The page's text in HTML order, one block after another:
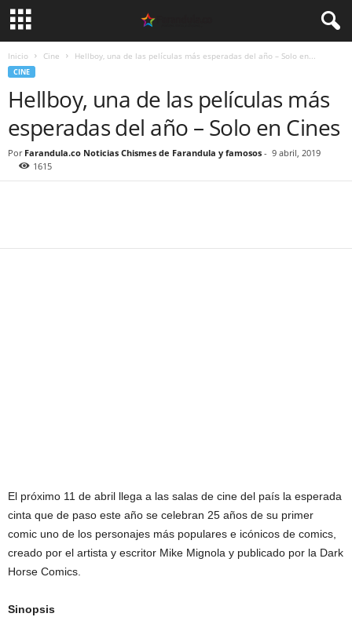
Inicio Cine Hellboy, una de las películas más esperadas del año – Solo en...
CINE
Hellboy, una de las películas más
esperadas del año – Solo en Cines
Por Farandula.co Noticias Chismes de Farandula y famosos - 9 abril, 2019
1615
El próximo 11 de abril llega a las salas de cine del país la esperada
cinta que de paso este año se celebran 25 años de su primer
comic uno de los personajes más populares e icónicos de comics,
creado por el artista y escritor Mike Mignola y publicado por la Dark
Horse Comics.
Sinopsis